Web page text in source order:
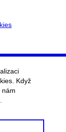
Když
nám